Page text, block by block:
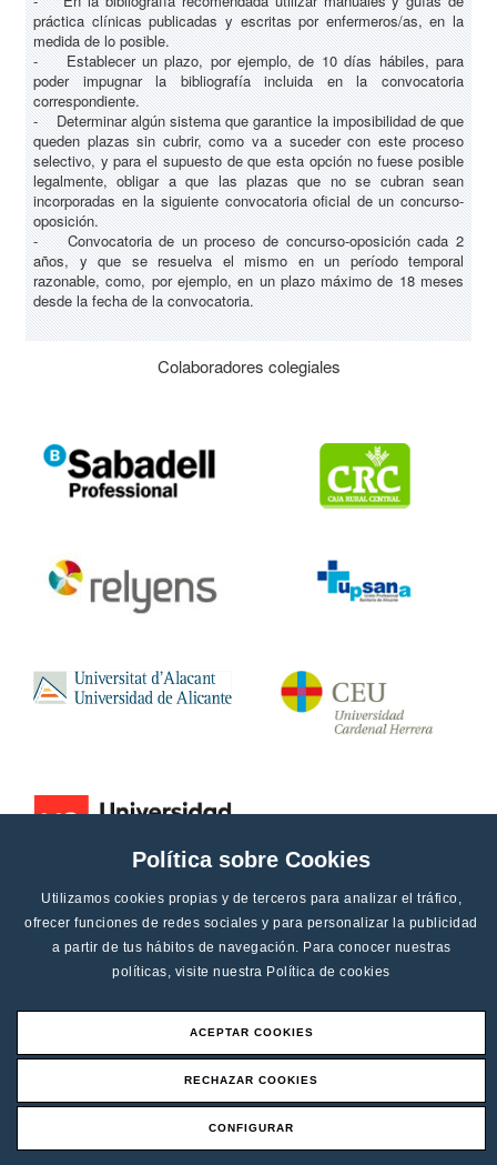
Política sobre Cookies
Utilizamos cookies propias y de terceros para analizar el tráfico,
ofrecer funciones de redes sociales y para personalizar la publicidad
a partir de tus hábitos de navegación. Para conocer nuestras
políticas, visite nuestra Política de cookies
ACEPTAR COOKIES
RECHAZAR COOKIES
CONFIGURAR
práctica clínicas publicadas y escritas por enfermeros/as, en la
medida de lo posible.
- Establecer un plazo, por ejemplo, de 10 días hábiles, para
poder impugnar la bibliografía incluida en la convocatoria
correspondiente.
- Determinar algún sistema que garantice la imposibilidad de que
queden plazas sin cubrir, como va a suceder con este proceso
selectivo, y para el supuesto de que esta opción no fuese posible
legalmente, obligar a que las plazas que no se cubran sean
incorporadas en la siguiente convocatoria oficial de un concurso-
oposición.
- Convocatoria de un proceso de concurso-oposición cada 2
años, y que se resuelva el mismo en un período temporal
razonable, como, por ejemplo, en un plazo máximo de 18 meses
desde la fecha de la convocatoria.
Colaboradores colegiales
Aviso legal
Canal de denucias